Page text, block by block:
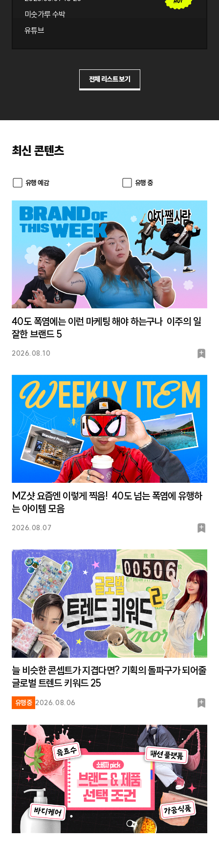
미숫가루 수박
유튜브
2026.08.07 13:20
미숫가루 수박
전체 리스트 보기
최신 콘텐츠
유행 예감 유행 중
40도 폭염에는 이런 마케팅 해야 하는구나 이주의 일
잘한 브랜드 5
2026.08.10
북
크
MZ샷 요즘엔 이렇게 찍음! 40도 넘는 폭염에 유행하
는 아이템 모음
2026.08.07
북
늘 비슷한 콘셉트가 지겹다면? 기획의 돌파구가 되어줄
글로벌 트렌드 키워드 25
유행중 2026.08.06
북
크